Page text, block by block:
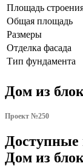
Площадь
Общая площадь
Размеры
Отделка фасада
Тип фундамента
Дом из
Проект №250
Доступные
Дом из